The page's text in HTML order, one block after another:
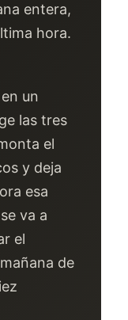
entera,
hora.
un
las tres
el
y deja
esa
va a
el
de